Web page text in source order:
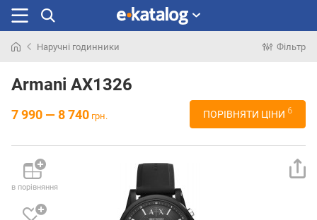
раніше
Наручні годинники Фільтр
Armani AX1326
7 990 — 8 740 грн. ПОРІВНЯТИ ЦІНИ 6
в порівняння